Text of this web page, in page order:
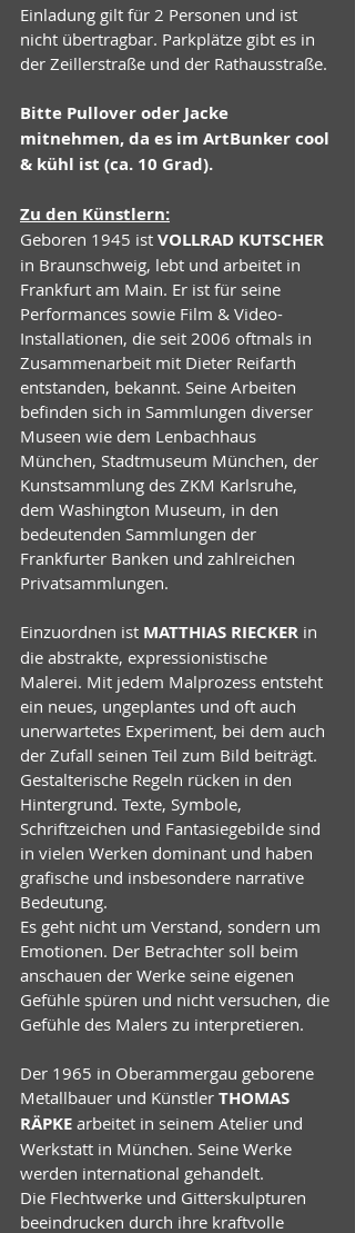
Einladung gilt für 2 Personen und ist
nicht übertragbar. Parkplätze gibt es in
der Zeillerstraße und der Rathausstraße.
Bitte Pullover oder Jacke
mitnehmen, da es im ArtBunker cool
& kühl ist (ca. 10 Grad).
Zu den Künstlern:
Geboren 1945 ist VOLLRAD KUTSCHER
in Braunschweig, lebt und arbeitet in
Frankfurt am Main. Er ist für seine
Performances sowie Film & Video-
Installationen, die seit 2006 oftmals in
Zusammenarbeit mit Dieter Reifarth
entstanden, bekannt. Seine Arbeiten
befinden sich in Sammlungen diverser
Museen wie dem Lenbachhaus
München, Stadtmuseum München, der
Kunstsammlung des ZKM Karlsruhe,
dem Washington Museum, in den
bedeutenden Sammlungen der
Frankfurter Banken und zahlreichen
Privatsammlungen.
Einzuordnen ist MATTHIAS RIECKER in
die abstrakte, expressionistische
Malerei. Mit jedem Malprozess entsteht
ein neues, ungeplantes und oft auch
unerwartetes Experiment, bei dem auch
der Zufall seinen Teil zum Bild beiträgt.
Gestalterische Regeln rücken in den
Hintergrund. Texte, Symbole,
Schriftzeichen und Fantasiegebilde sind
in vielen Werken dominant und haben
grafische und insbesondere narrative
Bedeutung.
Es geht nicht um Verstand, sondern um
Emotionen. Der Betrachter soll beim
anschauen der Werke seine eigenen
Gefühle spüren und nicht versuchen, die
Gefühle des Malers zu interpretieren.
Der 1965 in Oberammergau geborene
Metallbauer und Künstler THOMAS
RÄPKE arbeitet in seinem Atelier und
Werkstatt in München. Seine Werke
werden international gehandelt.
Die Flechtwerke und Gitterskulpturen
beeindrucken durch ihre kraftvolle